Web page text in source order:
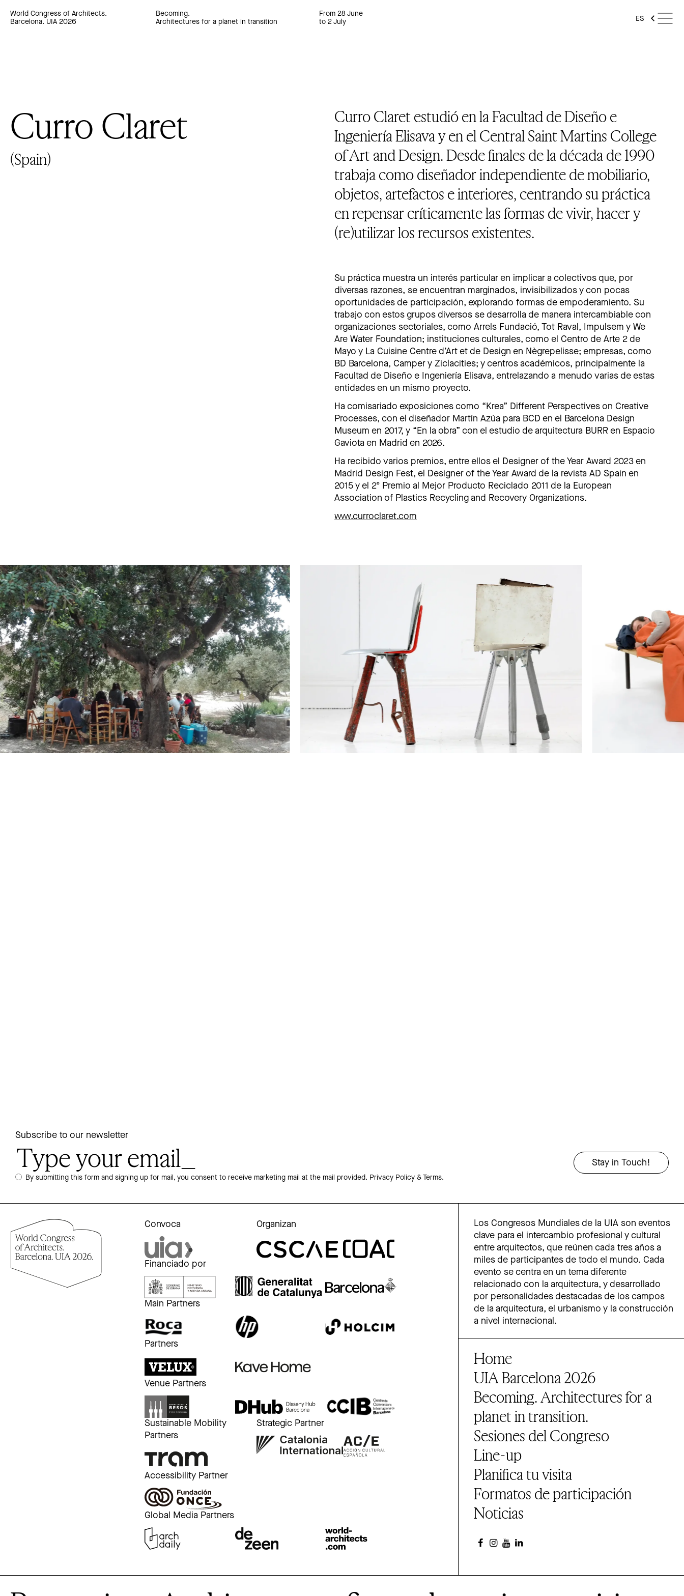
World Congress of Architects.
Barcelona. UIA 2026
Becoming.
Architectures for a planet in transition
From 28 June
to 2 July
ES
Curro Claret
(Spain)
Curro Claret estudió en la Facultad de Diseño e
Ingeniería Elisava y en el Central Saint Martins College
of Art and Design. Desde finales de la década de 1990
trabaja como diseñador independiente de mobiliario,
objetos, artefactos e interiores, centrando su práctica
en repensar críticamente las formas de vivir, hacer y
(re)utilizar los recursos existentes.
Su práctica muestra un interés particular en implicar a colectivos que, por
diversas razones, se encuentran marginados, invisibilizados y con pocas
oportunidades de participación, explorando formas de empoderamiento. Su
trabajo con estos grupos diversos se desarrolla de manera intercambiable con
organizaciones sectoriales, como Arrels Fundació, Tot Raval, Impulsem y We
Are Water Foundation; instituciones culturales, como el Centro de Arte 2 de
Mayo y La Cuisine Centre d’Art et de Design en Nègrepelisse; empresas, como
BD Barcelona, Camper y Ziclacities; y centros académicos, principalmente la
Facultad de Diseño e Ingeniería Elisava, entrelazando a menudo varias de estas
entidades en un mismo proyecto.
Ha comisariado exposiciones como “Krea” Different Perspectives on Creative
Processes, con el diseñador Martín Azúa para BCD en el Barcelona Design
Museum en 2017, y “En la obra” con el estudio de arquitectura BURR en Espacio
Gaviota en Madrid en 2026.
Ha recibido varios premios, entre ellos el Designer of the Year Award 2023 en
Madrid Design Fest, el Designer of the Year Award de la revista AD Spain en
2015 y el 2º Premio al Mejor Producto Reciclado 2011 de la European
Association of Plastics Recycling and Recovery Organizations.
www.curroclaret.com
Subscribe to our newsletter
By submitting this form and signing up for mail, you consent to receive marketing mail at the mail provided. Privacy Policy & Terms.
Convoca Organizan
Financiado por
Main Partners
Partners
Venue Partners
Sustainable Mobility
Partners
Strategic Partner
Accessibility Partner
Global Media Partners
Los Congresos Mundiales de la UIA son eventos
clave para el intercambio profesional y cultural
entre arquitectos, que reúnen cada tres años a
miles de participantes de todo el mundo. Cada
evento se centra en un tema diferente
relacionado con la arquitectura, y desarrollado
por personalidades destacadas de los campos
de la arquitectura, el urbanismo y la construcción
a nivel internacional.
Home
UIA Barcelona 2026
Becoming. Architectures for a
planet in transition.
Sesiones del Congreso
Line-up
Planifica tu visita
Formatos de participación
Noticias